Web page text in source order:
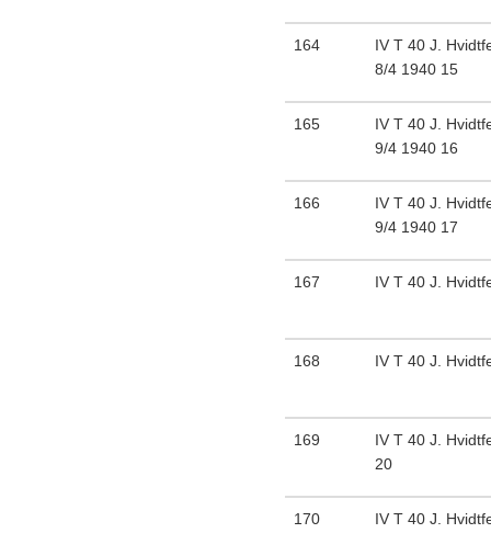
164
IV T 40 J.
8/4 1940 15
165
IV T 40 J.
9/4 1940 16
166
IV T 40 J.
9/4 1940 17
167 IV T 40 J.
168 IV T 40 J.
169
IV T 40 J.
20
170
IV T 40 J.